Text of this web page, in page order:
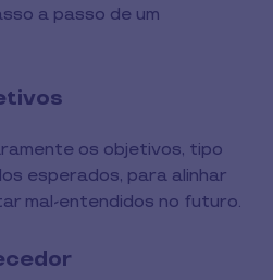
a passo de um
os objetivos, tipo
esperados, para alinhar
mal-entendidos no futuro.